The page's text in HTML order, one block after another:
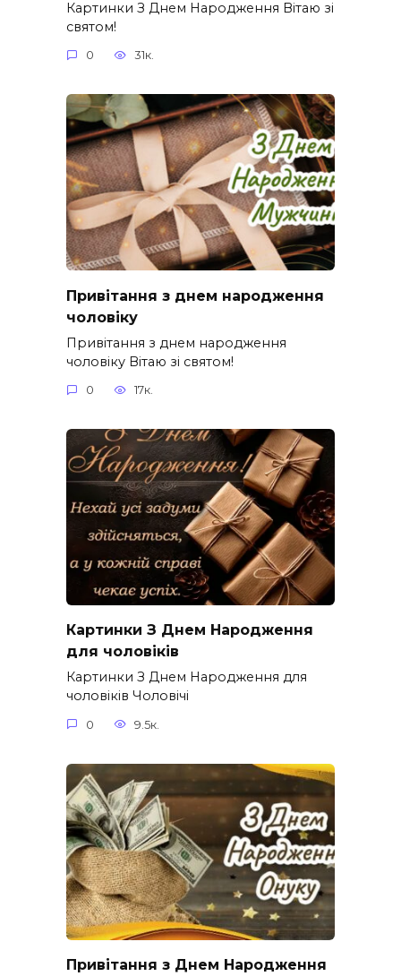
Картинки З Днем Народження Вітаю зі
святом!
0 31к.
Привітання з днем народження
чоловіку
Привітання з днем народження
чоловіку Вітаю зі святом!
0 17к.
Картинки З Днем Народження
для чоловіків​
Картинки З Днем Народження для
чоловіків​ Чоловічі
0 9.5к.
Привітання з Днем Народження